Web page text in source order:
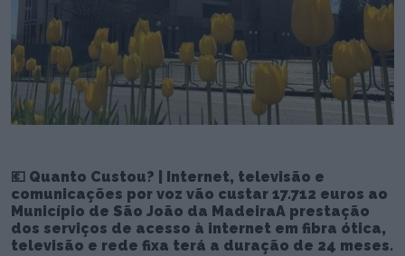
💶 Quanto Custou? | Internet, televisão e
comunicações por voz vão custar 17.712 euros ao
Município de São João da MadeiraA prestação
dos serviços de acesso à internet em fibra ótica,
televisão e rede fixa terá a duração de 24 meses.